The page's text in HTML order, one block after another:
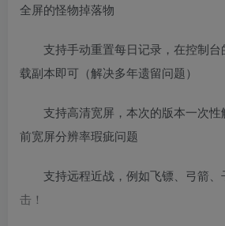
全屏的怪物掉落物
支持手动重置每日记录，在控制
载副本即可（解决多年遗留问题）
支持高清宽屏，本次的版本一次
前宽屏分辨率瑕疵问题
支持远程近战，例如飞镖、弓箭
击！